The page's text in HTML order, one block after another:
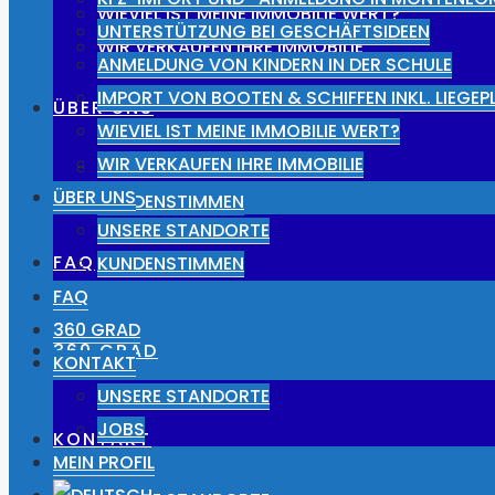
WIEVIEL IST MEINE IMMOBILIE WERT?
WIR VERKAUFEN IHRE IMMOBILIE
ÜBER UNS
UNSERE STANDORTE
KUNDENSTIMMEN
FAQ
360 GRAD
KONTAKT
UNTERSTÜTZUNG BEI GESCHÄFTSIDEEN
ANMELDUNG VON KINDERN IN DER SCHULE
IMPORT VON BOOTEN & SCHIFFEN INKL.
WIEVIEL IST MEINE IMMOBILIE WERT?
WIR VERKAUFEN IHRE IMMOBILIE
ÜBER UNS
UNSERE STANDORTE
KUNDENSTIMMEN
FAQ
360 GRAD
KONTAKT
UNSERE STANDORTE
JOBS
MEIN PROFIL